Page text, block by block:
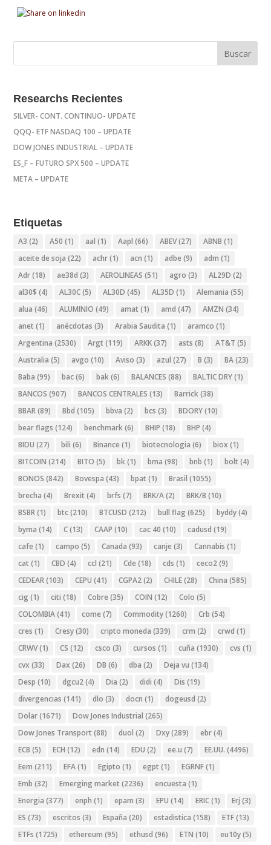
Researchs Recientes
SILVER- CONT. CONTINUO- UPDATE
QQQ- ETF NASDAQ 100 – UPDATE
DOW JONES INDUSTRIAL – UPDATE
ES_F – FUTURO SPX 500 – UPDATE
META – UPDATE
Etiquetas
A3 (2) A50 (1) aal (1) Aapl (66) ABEV(27) ABNB (1)
aceite de soja (22) achr(1) acn (1) adbe (9) adm (1)
Adr(18) ae38d (3) AEROLINEAS (51) agro (3) AL29D (2)
al30$ (4) AL30C(5) AL30D (45) AL35D (1) Alemania (55)
alua (46) ALUMINIO (49) amat (1) amd (47) AMZN (34)
anet (1) anécdotas (3) Arabia Saudita (1) aramco (1)
Argentina (2530) Argt (119) ARKK(37) asts (8) AT&T (5)
Australia (5) avgo (10) Aviso (3) azul (27) B (3) BA(23)
Baba (99) bac(6) bak(6) BALANCES (88) BALTIC DRY(1)
BANCOS (907) BANCOS CENTRALES (13) Barrick(38)
BBAR(89) Bbd (105) bbva (2) bcs (3) BDORY(10)
bear flags (124) benchmark(6) BHIP (18) BHP (4)
BIDU (27) bili (6) Binance (1) biotecnologia (6) biox (1)
BITCOIN (214) BITO (5) bk(1) bma (98) bnb (1) bolt (4)
BONOS (842) Bovespa (43) bpat (1) Brasil (1055)
brecha (4) Brexit (4) brfs (7) BRK/A(2) BRK/B (10)
BSBR(1) btc(210) BTCUSD (212) bull flag (625) byddy(4)
byma (14) C(13) CAAP (10) cac 40 (10) cadusd (19)
cafe (1) campo (5) Canada (93) canje (3) Cannabis (1)
cat (1) CBD (4) ccl (21) Cde (18) cds (1) ceco2(9)
CEDEAR(103) CEPU (41) CGPA2(2) CHILE(28) China (585)
cig (1) citi (18) Cobre (35) COIN (12) Colo (5)
COLOMBIA(41) come (7) Commodity(1260) Crb (54)
cres (1) Cresy(30) cripto moneda (339) crm (2) crwd (1)
CRWV(1) CS (12) csco (3) cursos (1) cuña (1930) cvs (1)
cvx (33) Dax (26) DB (6) dba (2) Deja vu (134)
Desp (10) dgcu2(4) Dia (2) didi (4) Dis (19)
divergencias (141) dlo (3) docn (1) dogeusd (2)
Dolar(1671) Dow Jones Industrial (265)
Dow Jones Transport (88) duol (2) Dxy(289) ebr(4)
ECB (5) ECH (12) edn (14) EDU (2) ee.u (7) EE.UU. (4496)
Eem (211) EFA(1) Egipto (1) egpt (1) EGRNF(1)
Emb (32) Emerging market (2236) encuesta (1)
Energia (377) enph (1) epam (3) EPU (14) ERIC(1) Erj (3)
ES (73) escritos (3) España (20) estadistica (158) ETF(13)
ETFs (1725) ethereum (95) ethusd (96) ETN (10) eu10y(5)